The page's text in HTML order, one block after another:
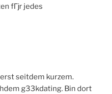
fГјr jedes
seitdem kurzem.
g33kdating. Bin dort